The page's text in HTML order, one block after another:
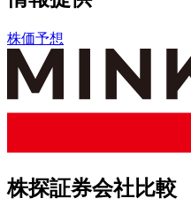
株価予想
株探証券会社比較